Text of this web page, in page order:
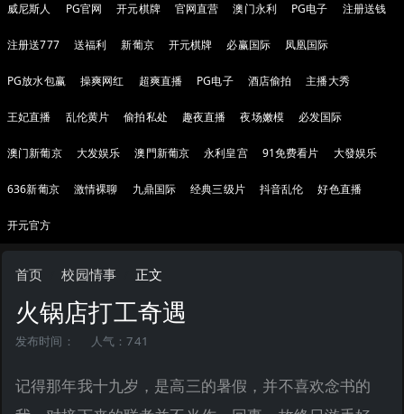
威尼斯人 PG官网 开元棋牌 官网直营 澳门永利 PG电子 注册送钱
注册送777 送福利 新葡京 开元棋牌 必赢国际 凤凰国际
PG放水包赢 操爽网红 超爽直播 PG电子 酒店偷拍 主播大秀
王妃直播 乱伦黄片 偷拍私处 趣夜直播 夜场嫩模 必发国际
澳门新葡京 大发娱乐 澳門新葡京 永利皇宫 91免费看片 大發娱乐
636新葡京 激情裸聊 九鼎国际 经典三级片 抖音乱伦 好色直播
开元官方
首页 校园情事 正文
火锅店打工奇遇
发布时间： 人气：741
记得那年我十九岁，是高三的暑假，并不喜欢念书的